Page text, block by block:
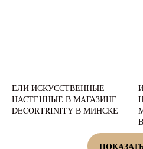
ЕЛИ ИСКУССТВЕННЫЕ
НАСТЕННЫЕ В МАГАЗИНЕ
DECORTRINITY В МИНСКЕ